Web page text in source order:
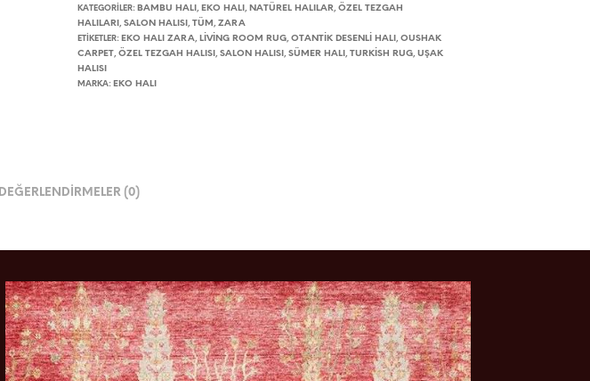
AUTUMN
ÖZEL
TEZGAH
KATEGORILER: BAMBU HALI , EKO HALI , NATÜREL HALILAR,ÖZEL TEZGAH
HALILARI ,SALON HALISI ,TÜM ,ZARA
ETIKETLER: EKO HALI ZARA, LIVING ROOM RUG,OTANTIK DESENLI HALI ,OUSHAK
CARPET,ÖZEL TEZGAH HALISI ,SALON HALISI ,SÜMER HALI ,TURKISH RUG,UŞAK
HALISI
MARKA: EKO HALI
DEĞERLENDIRMELER (0)